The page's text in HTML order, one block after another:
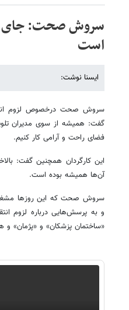
سروش صحت: جای
است
ایسنا نوشت:
سروش صحت درخصوص لزوم
گفت: همیشه از سوی مدیران
فضای راحت و آرامی کار کنیم.
این کارگردان همچنین گفت:
آن‌ها همیشه بوده است.
سروش صحت که این روزها
و به پرسش‌هایی درباره لزوم
«ساختمان پزشکان» و «پژمان» و